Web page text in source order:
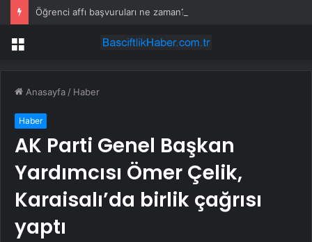
Menü
Anasayfa / Haber
Haber
AK Parti Genel Başkan
Yardımcısı Ömer Çelik,
Karaisalı’da birlik çağrısı
yaptı